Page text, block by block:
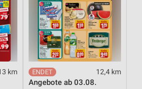
km 12,4 km
Angebote ab 03.08.
zur Personalisierung
zur Auswahl